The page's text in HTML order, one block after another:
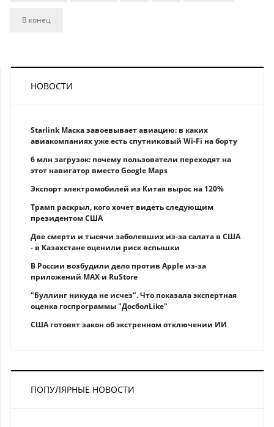
В конец
НОВОСТИ
Starlink Маска завоевывает авиацию: в каких
авиакомпаниях уже есть спутниковый Wi-Fi на борту
6 млн загрузок: почему пользователи переходят на
этот навигатор вместо Google Maps
Экспорт электромобилей из Китая вырос на 120%
Трамп раскрыл, кого хочет видеть следующим
президентом США
Две смерти и тысячи заболевших из-за салата в США
- в Казахстане оценили риск вспышки
В России возбудили дело против Apple из-за
приложений MAX и RuStore
"Буллинг никуда не исчез". Что показала экспертная
оценка госпрограммы "ДосболLike"
США готовят закон об экстренном отключении ИИ
ПОПУЛЯРНЫЕ НОВОСТИ